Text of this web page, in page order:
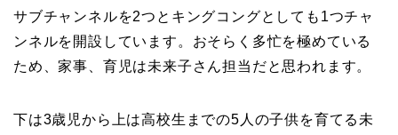
サブチャンネルを2つとキングコングとしても1つチャ
ンネルを開設しています。おそらく多忙を極めている
ため、家事、育児は未来子さん担当だと思われます。
下は3歳児から上は高校生までの5人の子供を育てる未